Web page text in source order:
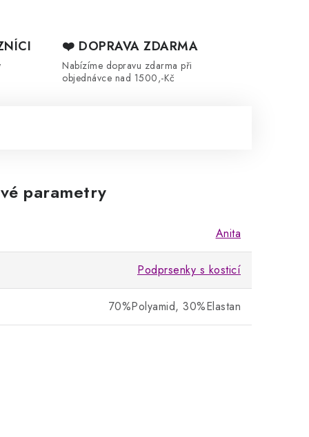
❤️ DOPRAVA ZDARMA
Nabízíme dopravu zdarma při
objednávce nad 1500,-Kč
parametry
Anita
Podprsenky s kosticí
70%Polyamid, 30%Elastan